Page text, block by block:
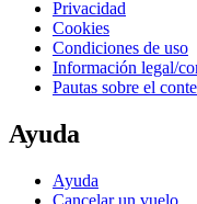
Privacidad
Cookies
Condiciones de uso
Información legal/
Pautas sobre el
Ayuda
Ayuda